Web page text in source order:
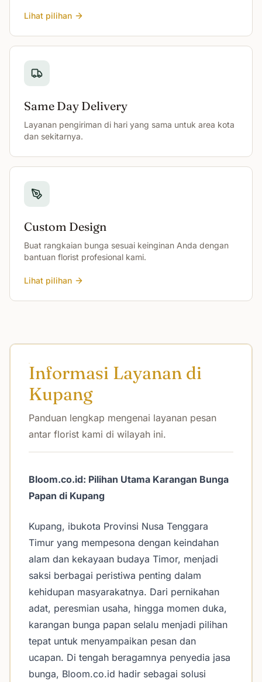
Lihat pilihan
Same Day Delivery
Layanan pengiriman di hari yang sama untuk area kota
dan sekitarnya.
Custom Design
Buat rangkaian bunga sesuai keinginan Anda dengan
bantuan florist profesional kami.
Lihat pilihan
Informasi Layanan di
Kupang
Panduan lengkap mengenai layanan pesan
antar florist kami di wilayah ini.
Bloom.co.id: Pilihan Utama Karangan Bunga
Papan di Kupang
Kupang, ibukota Provinsi Nusa Tenggara
Timur yang mempesona dengan keindahan
alam dan kekayaan budaya Timor, menjadi
saksi berbagai peristiwa penting dalam
kehidupan masyarakatnya. Dari pernikahan
adat, peresmian usaha, hingga momen duka,
karangan bunga papan selalu menjadi pilihan
tepat untuk menyampaikan pesan dan
ucapan. Di tengah beragamnya penyedia jasa
bunga, Bloom.co.id hadir sebagai solusi